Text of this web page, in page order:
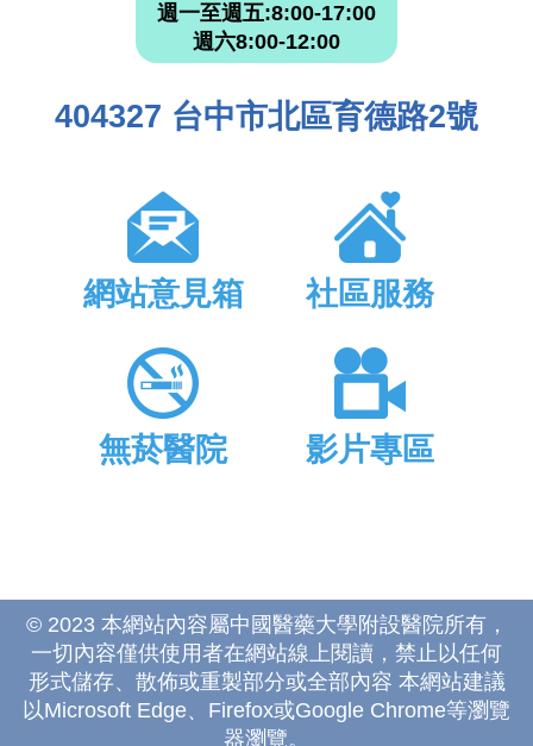
週一至週五:8:00-17:00
週六8:00-12:00
404327 台中市北區育德路2號
網站意見箱 社區服務
無菸醫院 影片專區
© 2023 本網站內容屬中國醫藥大學附設醫院所有，
一切內容僅供使用者在網站線上閱讀，禁止以任何
形式儲存、散佈或重製部分或全部內容 本網站建議
以Microsoft Edge、Firefox或Google Chrome等瀏覽
器瀏覽。